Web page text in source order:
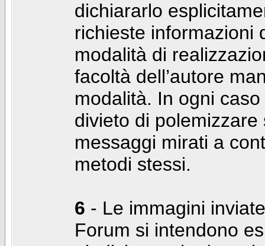
dichiararlo
richieste informazioni
modalità di
facoltà dell’autore
modalità. In ogni
divieto di
messaggi mirati a
metodi stessi.
6 - Le immagini
Forum si intendono